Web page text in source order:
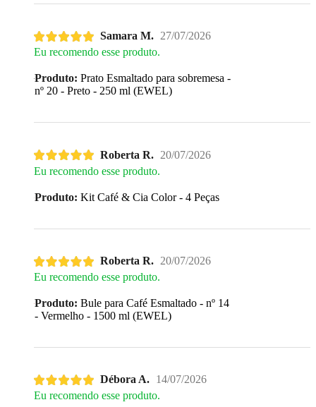
Samara M. 27/07/2026
Eu recomendo esse produto.
Produto: Prato Esmaltado para sobremesa -
nº 20 - Preto - 250 ml (EWEL)
Roberta R. 20/07/2026
Eu recomendo esse produto.
Produto: Kit Café & Cia Color - 4 Peças
Roberta R. 20/07/2026
Eu recomendo esse produto.
Produto: Bule para Café Esmaltado - nº 14
- Vermelho - 1500 ml (EWEL)
Débora A. 14/07/2026
Eu recomendo esse produto.